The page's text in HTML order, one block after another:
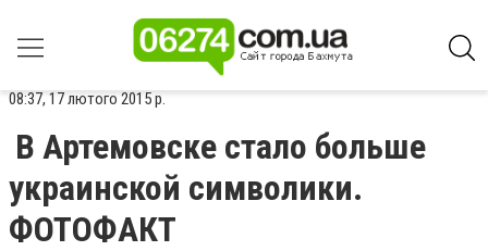
08:37, 17 лютого 2015 р.
В Артемовске стало больше
украинской символики.
ФОТОФАКТ